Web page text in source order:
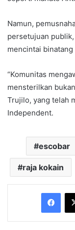
Namun,
persetujuan
mencintai
“Komunitas
mensterilkan
Trujilo, yang telah
Independent.
escobar
raja kokain